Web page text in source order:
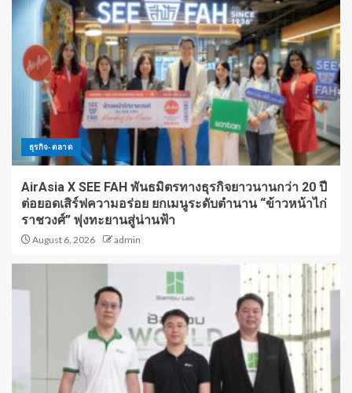
ธุรกิจ-ตลาด
AirAsia X SEE FAH พันธมิตรทางธุรกิจยาวนานกว่า 20 ปี
ต่อยอดเสิร์ฟความอร่อย ยกเมนูระดับตำนาน “ข้าวหน้าไก่
ราชวงศ์” พุ่งทะยานสู่น่านฟ้า
August 6, 2026 admin